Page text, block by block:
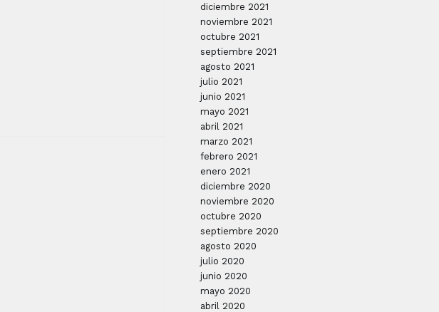
diciembre 2021
noviembre 2021
octubre 2021
septiembre 2021
agosto 2021
julio 2021
junio 2021
mayo 2021
abril 2021
marzo 2021
febrero 2021
enero 2021
diciembre 2020
noviembre 2020
octubre 2020
septiembre 2020
agosto 2020
julio 2020
junio 2020
mayo 2020
abril 2020